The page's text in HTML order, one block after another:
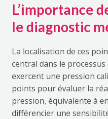
L’importance
le diagnostic
La localisation de ces
central dans le processus
exercent une pression
points pour évaluer la
pression, équivalente à
différencier une